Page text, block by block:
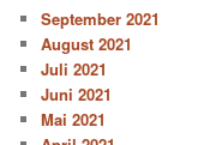
September 2021
August 2021
Juli 2021
Juni 2021
Mai 2021